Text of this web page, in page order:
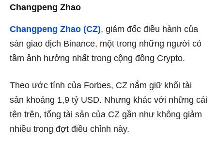
Changpeng Zhao
Changpeng Zhao (CZ), giám đốc điều hành của
sàn giao dịch Binance, một trong những người có
tầm ảnh hưởng nhất trong cộng đồng Crypto.
Theo ước tính của Forbes, CZ nắm giữ khối tài
sản khoảng 1,9 tỷ USD. Nhưng khác với những cái
tên trên, tổng tài sản của CZ gần như không giảm
nhiều trong đợt điều chỉnh này.